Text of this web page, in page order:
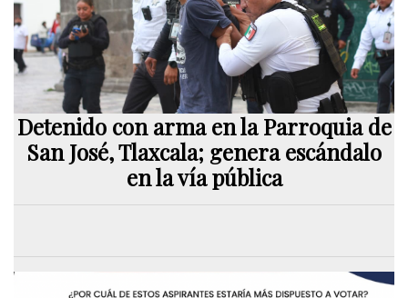
Detenido con arma en la Parroquia de
San José, Tlaxcala; genera escándalo
en la vía pública